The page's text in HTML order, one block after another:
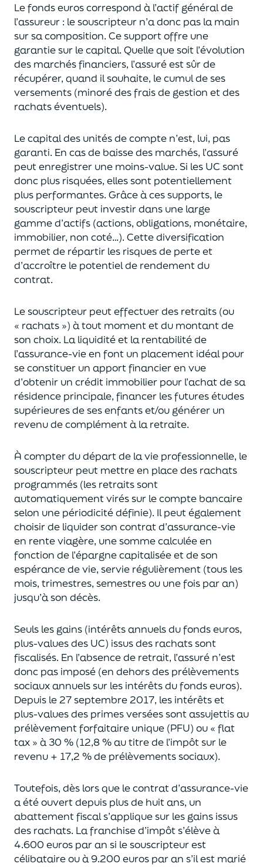
Le fonds euros correspond à l’actif général de
l’assureur : le souscripteur n’a donc pas la main
sur sa composition. Ce support offre une
garantie sur le capital. Quelle que soit l’évolution
des marchés financiers, l’assuré est sûr de
récupérer, quand il souhaite, le cumul de ses
versements (minoré des frais de gestion et des
rachats éventuels).
Le capital des unités de compte n’est, lui, pas
garanti. En casde baisse des marchés, l’assuré
peut enregistrer une moins-value. Si les UC sont
donc plus risquées, elles sont potentiellement
plus performantes. Grâce à ces supports, le
souscripteur peut investir dans une large
gamme d’actifs (actions, obligations, monétaire,
immobilier, non coté…). Cette diversification
permet de répartir les risques de perte et
d’accroître le potentielde rendement du
contrat.
Le souscripteur peut effectuer des retraits (ou
« rachats ») à tout moment et du montant de
son choix. Laliquiditéet la rentabilité de
l’assurance-vie en font un placement idéal pour
se constituer un apport financier en vue
d’obtenir un crédit immobilier pour l’achat desa
résidence principale, financer les futures études
supérieures de ses enfantset/ou générer un
revenu de complément à la retraite.
À compter du départ de la vie professionnelle, le
souscripteur peut mettre en place des rachats
programmés (les retraits sont
automatiquement virés sur le compte bancaire
selon une périodicité définie). Il peut également
choisirde liquider son contrat d’assurance-vie
en rente viagère, une somme calculée en
fonction de l’épargne capitalisée et deson
espérance de vie, servie régulièrement (tous les
mois, trimestres, semestres ou une fois par an)
jusqu’à son décès.
Seuls les gains (intérêts annuels du fonds euros,
plus-values des UC) issus des rachats sont
fiscalisés. En l’absence de retrait, l’assuré n’est
donc pas imposé (en dehors des prélèvements
sociaux annuels sur les intérêts du fonds euros).
Depuis le 27 septembre 2017, les intérêts et
plus-values des primes verséessont assujettis au
prélèvement forfaitaire unique (PFU) ou « flat
tax » à 30 % (12,8 % au titre de l’impôt sur le
revenu + 17,2 % de prélèvements sociaux).
Toutefois, dès lors que le contrat d’assurance-vie
a été ouvert depuis plus de huit ans, un
abattement fiscal s’applique sur les gains issus
des rachats. La franchise d’impôts’élève à
4.600 euros par an si le souscripteurest
célibataire ou à 9.200 euros par an s’il est marié